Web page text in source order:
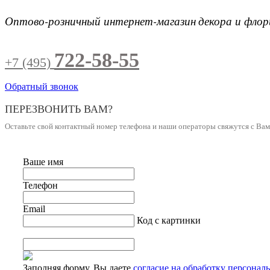
Оптово-розничный интернет-магазиндекора и
+7 (495) 722-58-55
Обратный звонок
ПЕРЕЗВОНИТЬ ВАМ?
Оставьте свой контактный номер телефона и наши операторы свяжутся с
Ваше имя
Телефон
Email
Код с картинки
Заполняя форму, Вы даете согласие на обработку